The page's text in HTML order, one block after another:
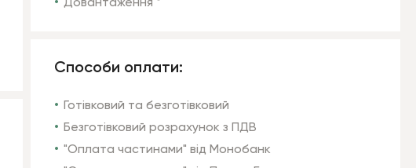
Довантаження *
Способи оплати:
Готівковий та безготівковий
Безготівковий розрахунок з ПДВ
"Оплата частинами" від Монобанк